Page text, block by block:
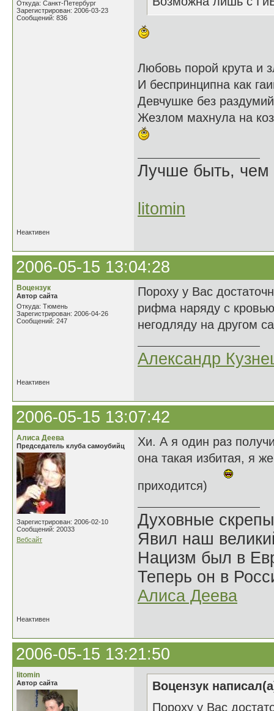
Откуда: Санкт-Петербург
Зарегистрирован: 2006-03-23
Сообщений: 836
Любовь порой крута и
И беспринципна как
Девчушке без
Жезлом махнула на
Лучше быть, чем
litomin
Неактивен
2006-05-15 13:04:28
Воцензук
Автор сайта
Откуда: Тюмень
Зарегистрирован: 2006-04-26
Сообщений: 247
Пороху у Вас
рифма наряду с
негодляду на другом
Александр
Неактивен
2006-05-15 13:07:42
Алиса Деева
Председатель клуба самоубийц
Зарегистрирован: 2006-02-10
Сообщений: 20033
Вебсайт
Хи. А я один раз
она такая избитая, я
приходится)
Духовные
Явил наш
Нацизм был в
Теперь он в
Алиса Деева
Неактивен
2006-05-15 13:21:50
litomin
Автор сайта
Воцензук
Пороху у Вас